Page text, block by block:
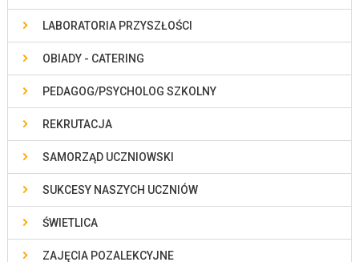
LABORATORIA PRZYSZŁOŚCI
OBIADY - CATERING
PEDAGOG/PSYCHOLOG SZKOLNY
REKRUTACJA
SAMORZĄD UCZNIOWSKI
SUKCESY NASZYCH UCZNIÓW
ŚWIETLICA
ZAJĘCIA POZALEKCYJNE